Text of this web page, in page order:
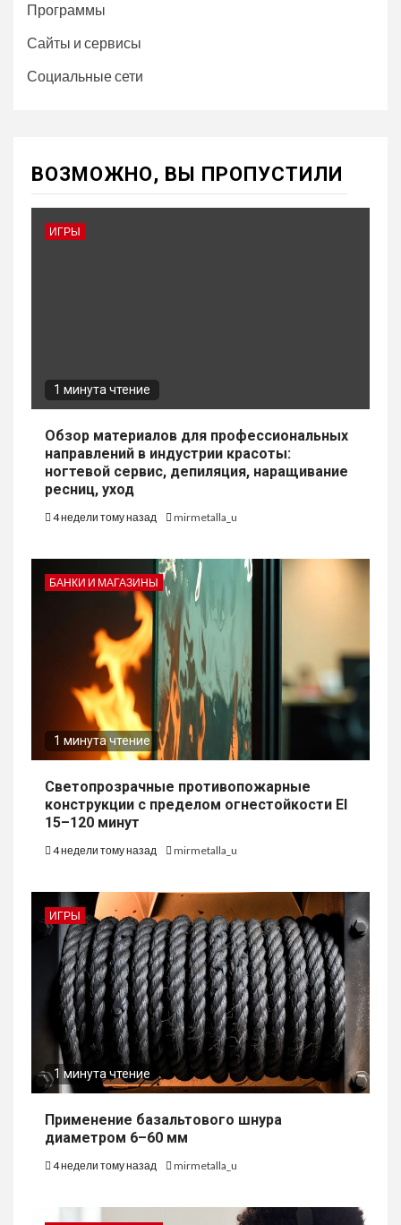
Программы
Сайты и сервисы
Социальные сети
ВОЗМОЖНО, ВЫ ПРОПУСТИЛИ
ИГРЫ
1 минута чтение
Обзор материалов для профессиональных
направлений в индустрии красоты:
ногтевой сервис, депиляция, наращивание
ресниц, уход
4 недели тому назад mirmetalla_u
БАНКИ И МАГАЗИНЫ
1 минута чтение
Светопрозрачные противопожарные
конструкции с пределом огнестойкости EI
15–120 минут
4 недели тому назад mirmetalla_u
ИГРЫ
1 минута чтение
Применение базальтового шнура
диаметром 6–60 мм
4 недели тому назад mirmetalla_u